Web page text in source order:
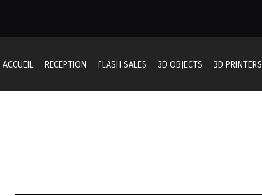
ACCUEIL RECEPTION FLASH SALES 3D OBJECTS 3D PRINTERS